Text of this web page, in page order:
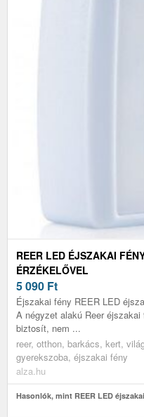
REER LED ÉJSZAKAI
ÉRZÉKELŐVEL
5 090 Ft
Éjszakai fény REER LED
A négyzet alakú Reer
biztosít, nem ...
reer, otthon, barkács, kert,
gyerekszoba, éjszakai fény
alza.hu
Hasonlók, mint REER LED